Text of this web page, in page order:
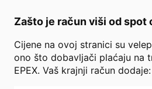
Zašto je račun viši od spot
Cijene na ovoj stranici su
ono što dobavljači plaćaju na
EPEX. Vaš krajnji račun dodaje: